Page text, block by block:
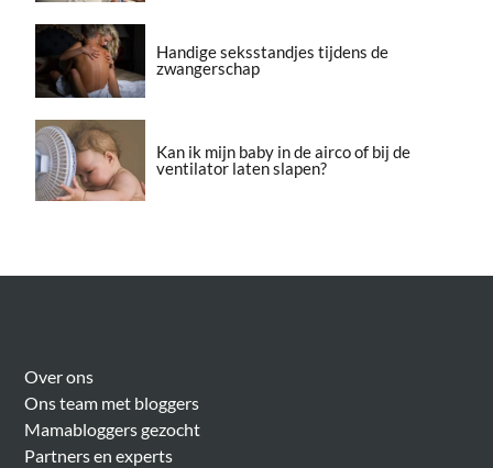
Handige seksstandjes tijdens de
zwangerschap
Kan ik mijn baby in de airco of bij de
ventilator laten slapen?
Over ons
Ons team met bloggers
Mamabloggers gezocht
Partners en experts